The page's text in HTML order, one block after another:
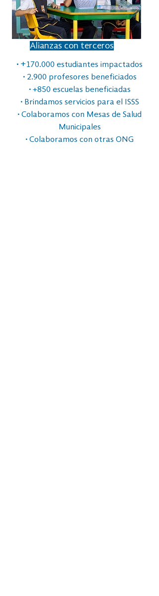
Alianzas con terceros
· +170.000 estudiantes impactados
· 2.900 profesores beneficiados
· +850 escuelas beneficiadas
·Brindamos servicios para el ISSS
· Colaboramos con Mesas de Salud
Municipales
· Colaboramos con otras ONG